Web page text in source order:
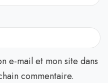
e-mail et mon site dans
commentaire.